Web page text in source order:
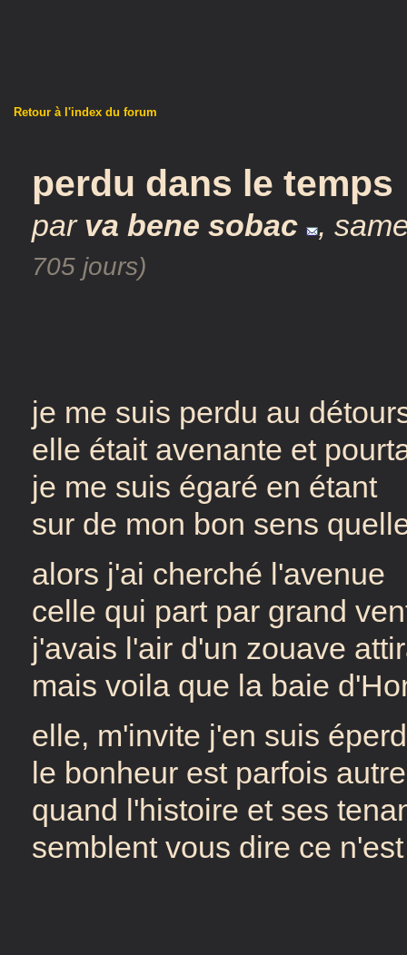
Retour à l'index du forum
perdu dans le temps
par va bene sobac ,
705 jours)
je me suis perdu au
elle était avenante et
je me suis égaré en étant
sur de mon bon sens
alors j'ai cherché l'avenue
celle qui part par grand
j'avais l'air d'un zouave
mais voila que la baie
elle, m'invite j'en suis
le bonheur est parfois
quand l'histoire et ses
semblent vous dire ce